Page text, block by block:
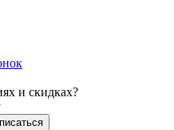
и скидках?